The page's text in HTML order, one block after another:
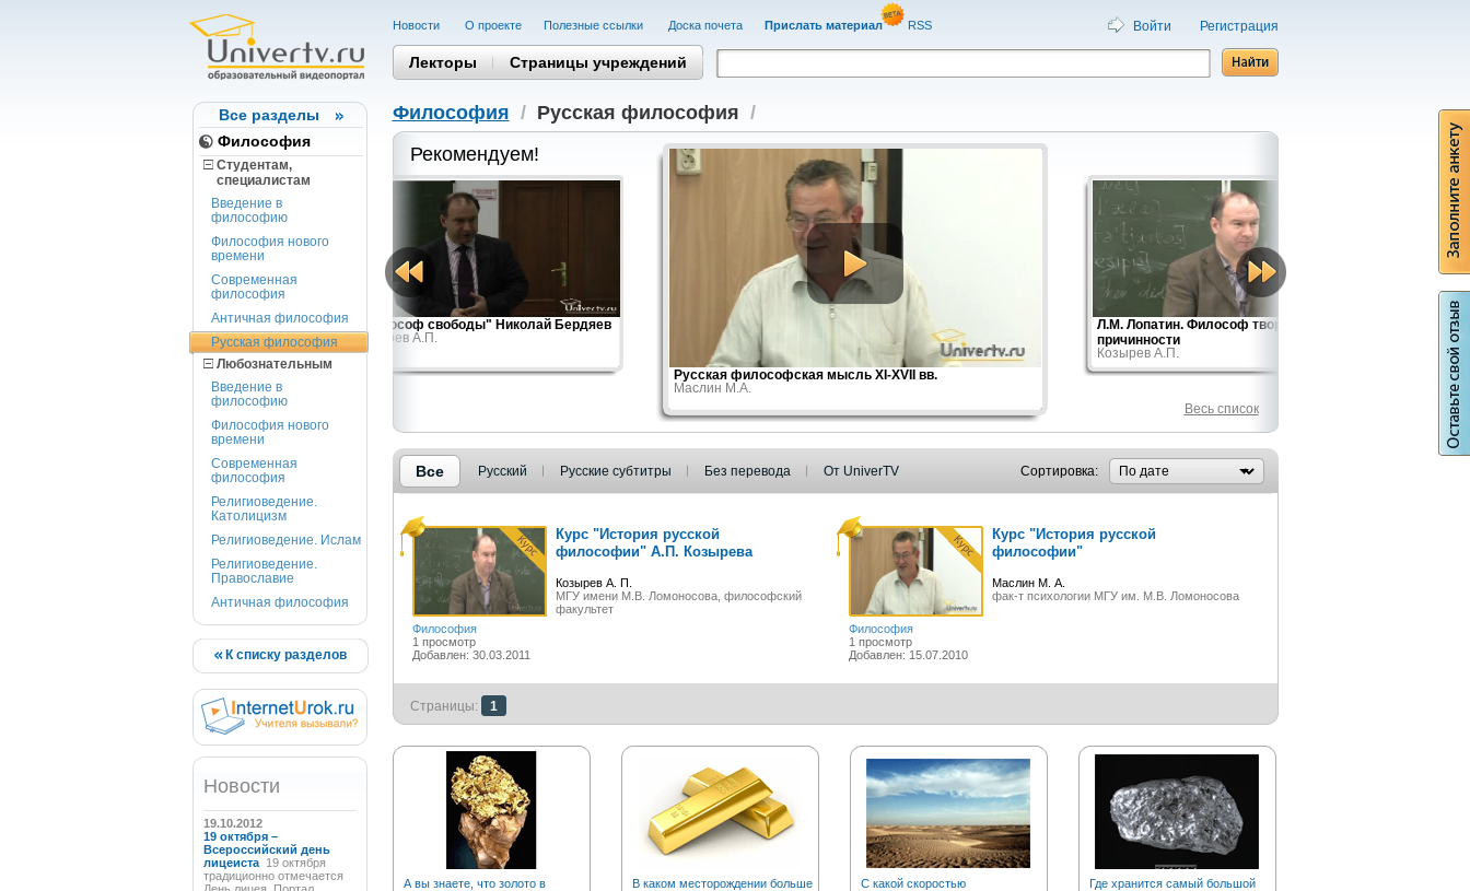
Все разделы
Философия
Студентам,
cпециалистам
Введение в
философию
Философия нового
времени
Современная
философия
Античная философия
Русская философия
Любознательным
Введение в
философию
Философия нового
времени
Современная
философия
Религиоведение.
Католицизм
Религиоведение. Ислам
Религиоведение.
Православие
Античная философия
К списку разделов
Новости
19.10.2012
19 октября –
Всероссийский день
лицеиста 19 октября
традиционно отмечается
Новости О проекте Полезные cсылки Доска почета Прислать материал RSS Войти Регистрация
Лекторы Страницы учреждений
Философия / Русская философия /
Весь список
Рекомендуем!
Отец Павел Флоренский: богослов,
"Философ свободы" Николай Бердяев
Козырев А.П.
Русская философская мысль XI-XVII вв.
Маслин М.А.
Л.М. Лопатин. Философ творческой
причинности
Козырев А.П.
Все Русский Русские субтитры Без перевода От UniverTV Сортировка:
Философия
1 просмотр
Добавлен: 30.03.2011
Курс "История русской
философии" А.П. Козырева
Козырев А. П.
МГУ имени М.В. Ломоносова, философский
факультет
Философия
1 просмотр
Добавлен: 15.07.2010
Курс "История русской
философии"
Маслин М. А.
фак-т психологии МГУ им. М.В. Ломоносова
Страницы: 1
А вы знаете, что золото в
В каком месторождении больше
С какой скоростью
Где хранится самый большой